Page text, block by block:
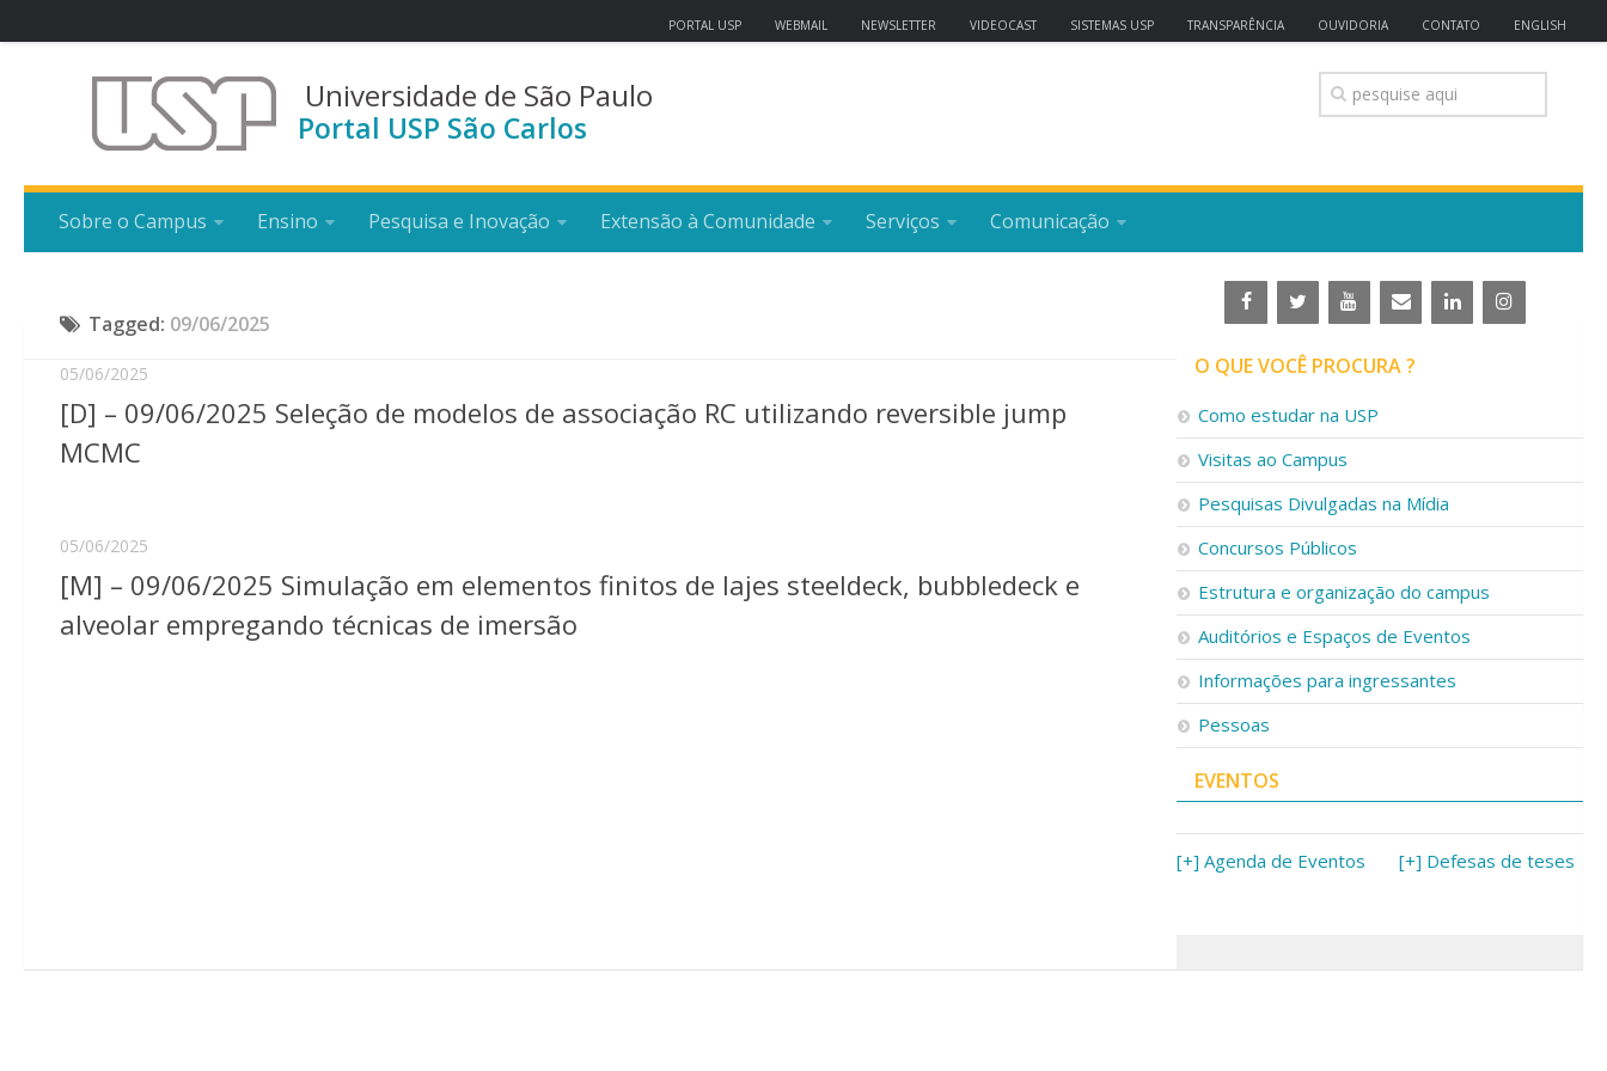
PORTAL USP WEBMAIL NEWSLETTER VIDEOCAST SISTEMAS USP TRANSPARÊNCIA OUVIDORIA CONTATO ENGLISH
Universidade de São Paulo
Portal USP São Carlos
Sobre o Campus Ensino Pesquisa e Inovação Extensão à Comunidade Serviços Comunicação
Tagged: 09/06/2025
05/06/2025
[D] – 09/06/2025 Seleção de modelos de associação RC utilizando reversible jump
MCMC
05/06/2025
[M] – 09/06/2025 Simulação em elementos finitos de lajes steeldeck, bubbledeck e
alveolar empregando técnicas de imersão
O QUE VOCÊ PROCURA ?
Como estudar na USP
Visitas ao Campus
Pesquisas Divulgadas na Mídia
Concursos Públicos
Estrutura e organização do campus
Auditórios e Espaços de Eventos
Informações para ingressantes
Pessoas
EVENTOS
[+] Agenda de Eventos [+] Defesas de teses